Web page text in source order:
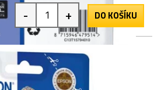
- + DO KOŠÍKU